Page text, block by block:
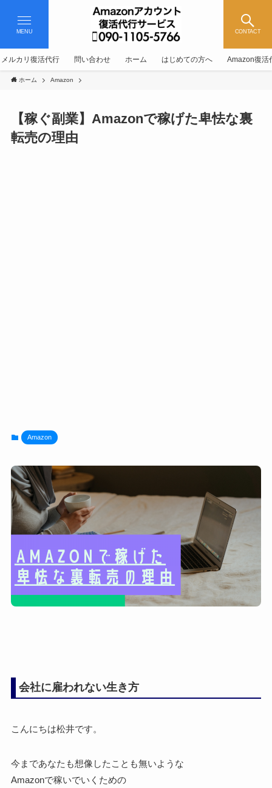
CONTACT
MENU
メルカリ復活代行 問い合わせ ホーム はじめての方へ Amazon復活
ホーム Amazon
【稼ぐ副業】Amazonで稼げた卑怯な裏
転売の理由
Amazon
会社に雇われない生き方
こんにちは松井です。
今まであなたも想像したことも無いような
Amazonで稼いでいくための